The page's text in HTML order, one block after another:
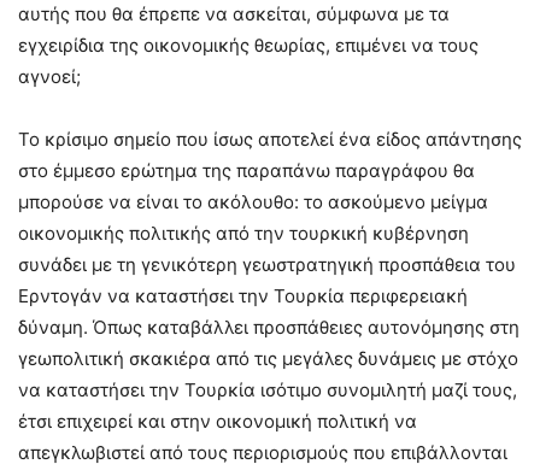
αυτής που θα έπρεπε να ασκείται, σύμφωνα με τα
εγχειρίδια της οικονομικής θεωρίας, επιμένει να τους
αγνοεί;
Το κρίσιμο σημείο που ίσως αποτελεί ένα είδος απάντησης
στο έμμεσο ερώτημα της παραπάνω παραγράφου θα
μπορούσε να είναι το ακόλουθο: το ασκούμενο μείγμα
οικονομικής πολιτικής από την τουρκική κυβέρνηση
συνάδει με τη γενικότερη γεωστρατηγική προσπάθεια του
Ερντογάν να καταστήσει την Τουρκία περιφερειακή
δύναμη. Όπως καταβάλλει προσπάθειες αυτονόμησης στη
γεωπολιτική σκακιέρα από τις μεγάλες δυνάμεις με στόχο
να καταστήσει την Τουρκία ισότιμο συνομιλητή μαζί τους,
έτσι επιχειρεί και στην οικονομική πολιτική να
απεγκλωβιστεί από τους περιορισμούς που επιβάλλονται